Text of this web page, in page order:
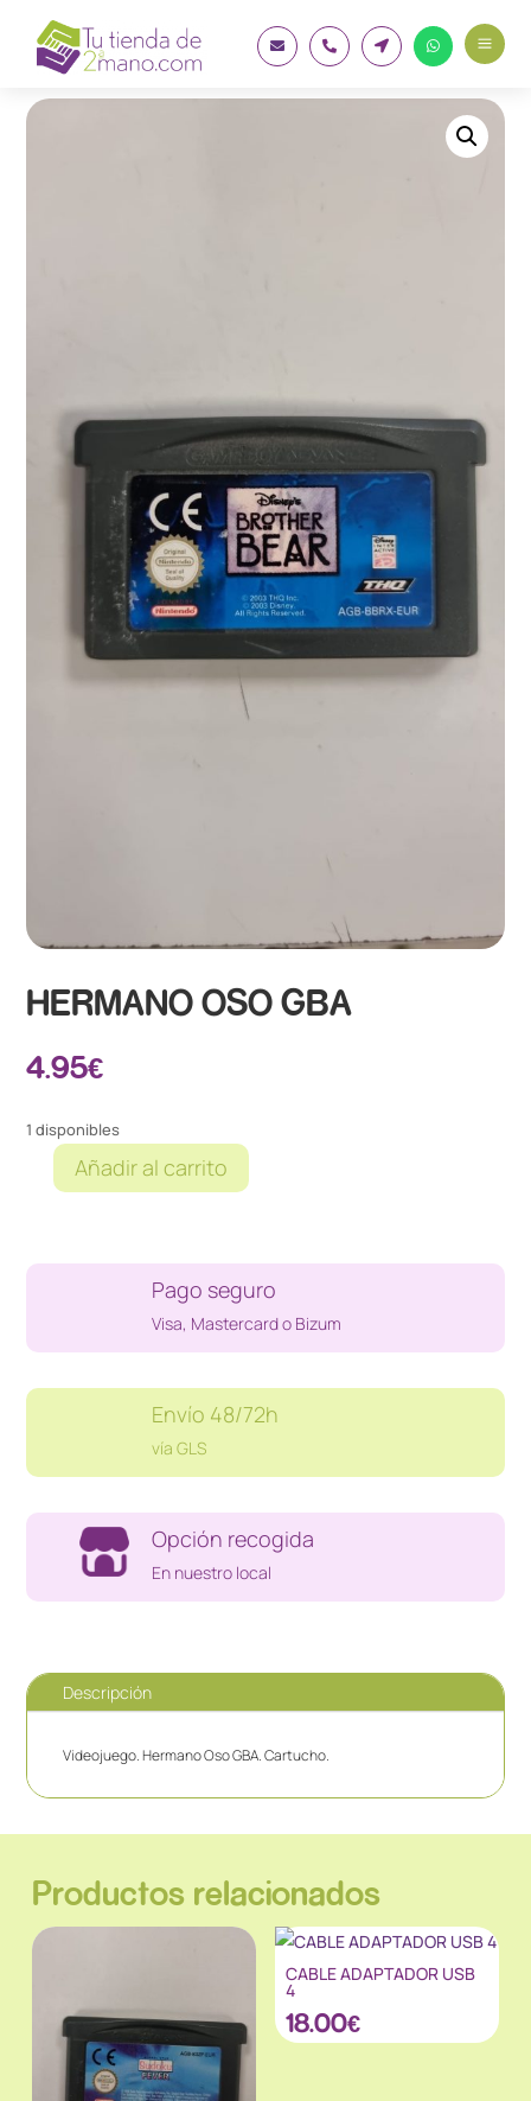
    a
HERMANO OSO GBA
4.95€
1 disponibles
HERMANO
cantidad
Añadir al carrito
Pago seguro
Visa, Mastercard o Bizum
Envío 48/72h
vía GLS
Opción recogida
En nuestro local
Descripción
Videojuego. Hermano Oso GBA. Cartucho.
Productos relacionados
CABLE ADAPTADOR USB
4
18.00€